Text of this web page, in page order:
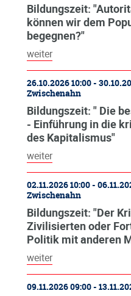
Bildungszeit:
können wir dem
begegnen?"
weiter
26.10.2026 10:00 -
Zwischenahn
Bildungszeit: " Die
- Einführung in die
des Kapitalismus"
weiter
02.11.2026 10:00 -
Zwischenahn
Bildungszeit: "Der
Zivilisierten oder
Politik mit anderen
weiter
09.11.2026 09:00 -